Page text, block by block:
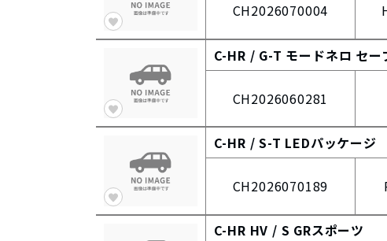
CH2026070004
C-HR / G-T モードネロ セー
CH2026060281
C-HR /S-T LEDパッケージ
CH2026070189
C-HR HV / S GRスポーツ